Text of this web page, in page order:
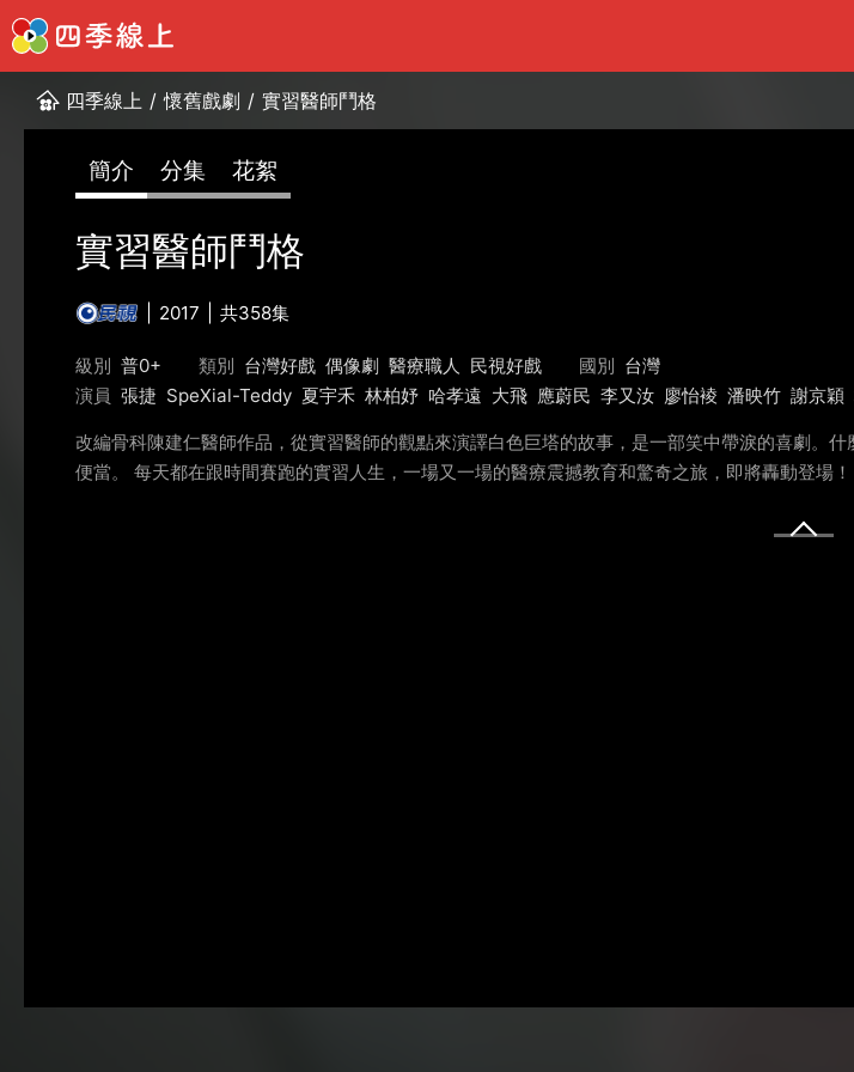
四季線上 / 懷舊戲劇 / 實習醫師鬥格
簡介 分集 花絮
實習醫師鬥格
2017 共358集
級別 普0+ 類別 台灣好戲 偶像劇 醫療職人 民視好戲 國別 台灣
演員 張捷 SpeXial-Teddy 夏宇禾 林柏妤 哈孝遠 大飛 應蔚民 李又汝 廖怡裬 潘映竹 謝京穎
改編骨科陳建仁醫師作品，從實習醫師的觀點來演譯白色巨塔的故事，是一部笑中帶淚的喜劇。
便當。 每天都在跟時間賽跑的實習人生，一場又一場的醫療震撼教育和驚奇之旅，即將轟動登場！